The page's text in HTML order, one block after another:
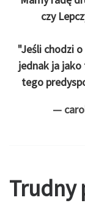
czy
"Jeśli chodzi
jednak ja
tego
—
Trudny